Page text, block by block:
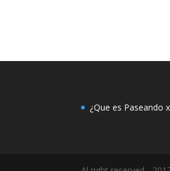
¿Que es Paseando